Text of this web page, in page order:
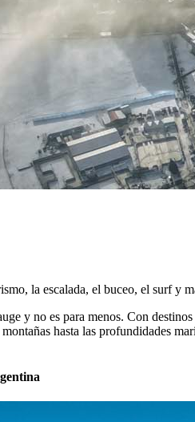
la escalada, el buceo, el surf y
y no es para menos. Con
hasta las profundidades